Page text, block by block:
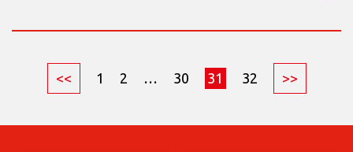
<< 1 2 … 30 31 32 >>